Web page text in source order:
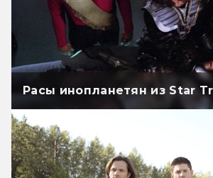
Расы инопланетян из Star